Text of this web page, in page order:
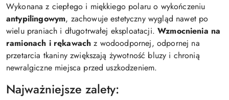
Wykonana z ciepłego i miękkiego polaru o wykończeniu
antypilingowym, zachowuje estetyczny wygląd nawet po
wielu praniach i długotrwałej eksploatacji.Wzmocnienia na
ramionach i rękawach z wodoodpornej, odpornej na
przetarcia tkaniny zwiększają żywotność bluzy i chronią
newralgiczne miejsca przed uszkodzeniem.
Najważniejsze zalety: